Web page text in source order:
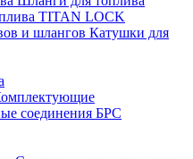
TITAN LOCK
Катушки для
соединения БРС